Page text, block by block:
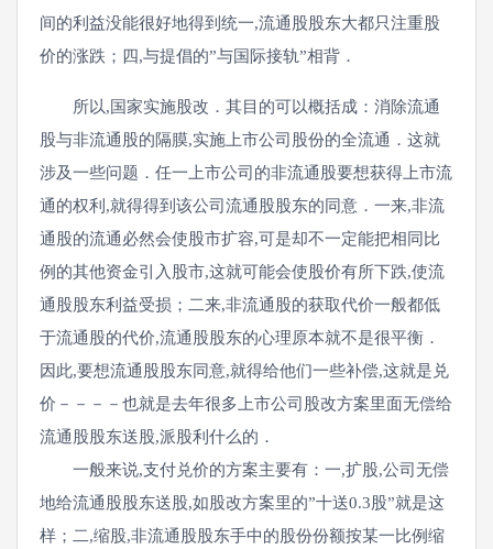
间的利益没能很好地得到统一,流通股股东大都只注重股
价的涨跌；四,与提倡的”与国际接轨”相背．
所以,国家实施股改．其目的可以概括成：消除流通
股与非流通股的隔膜,实施上市公司股份的全流通．这就
涉及一些问题．任一上市公司的非流通股要想获得上市流
通的权利,就得得到该公司流通股股东的同意．一来,非流
通股的流通必然会使股市扩容,可是却不一定能把相同比
例的其他资金引入股市,这就可能会使股价有所下跌,使流
通股股东利益受损；二来,非流通股的获取代价一般都低
于流通股的代价,流通股股东的心理原本就不是很平衡．
因此,要想流通股股东同意,就得给他们一些补偿,这就是兑
价－－－－也就是去年很多上市公司股改方案里面无偿给
流通股股东送股,派股利什么的．
一般来说,支付兑价的方案主要有：一,扩股,公司无偿
地给流通股股东送股,如股改方案里的”十送0.3股”就是这
样；二,缩股,非流通股股东手中的股份份额按某一比例缩